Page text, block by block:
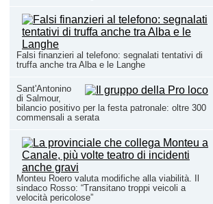
Falsi finanzieri al telefono: segnalati tentativi di
truffa anche tra Alba e le Langhe
Sant'Antonino
di Salmour,
bilancio positivo per la festa patronale: oltre 300
commensali a serata
Monteu Roero valuta modifiche alla viabilità. Il
sindaco Rosso: “Transitano troppi veicoli a
velocità pericolose”